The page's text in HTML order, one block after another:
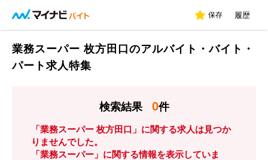
保存 履歴
業務スーパー 枚方田口のアルバイト・バイト・
パート求人特集
検索結果 0件
「業務スーパー 枚方田口」に関する求人は見つか
りませんでした。
「業務スーパー」に関する情報を表示していま